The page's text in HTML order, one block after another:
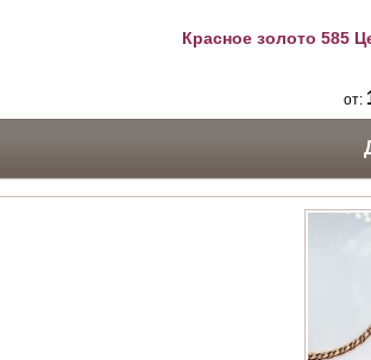
Красное золото 585
от: